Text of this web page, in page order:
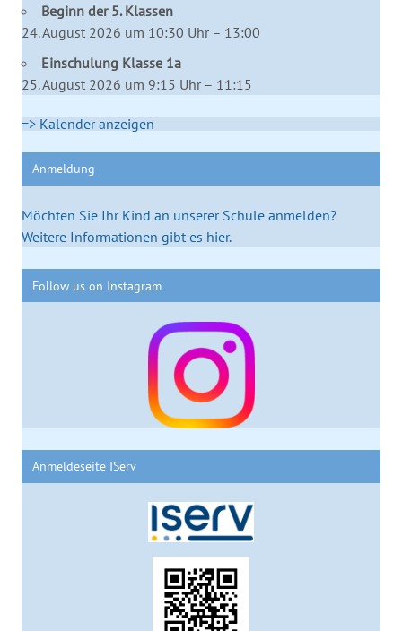
Beginn der 5. Klassen
24. August 2026 um 10:30 Uhr – 13:00
Einschulung Klasse 1a
25. August 2026 um 9:15 Uhr – 11:15
=> Kalender anzeigen
Anmeldung
Möchten Sie Ihr Kind an unserer Schule anmelden?
Weitere Informationen gibt es hier.
Follow us on Instagram
Anmeldeseite IServ